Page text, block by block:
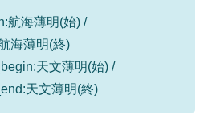
航海薄明(始) /
海薄明(終)
天文薄明(始) /
天文薄明(終)